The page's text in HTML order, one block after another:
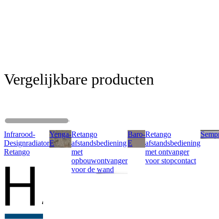
Vergelijkbare producten
Infrarood-
Designradiator
Retango
Yenga-
E
Retango
afstandsbediening
met
opbouwontvanger
voor de wand
Baro-
E
Retango
afstandsbediening
met ontvanger
voor stopcontact